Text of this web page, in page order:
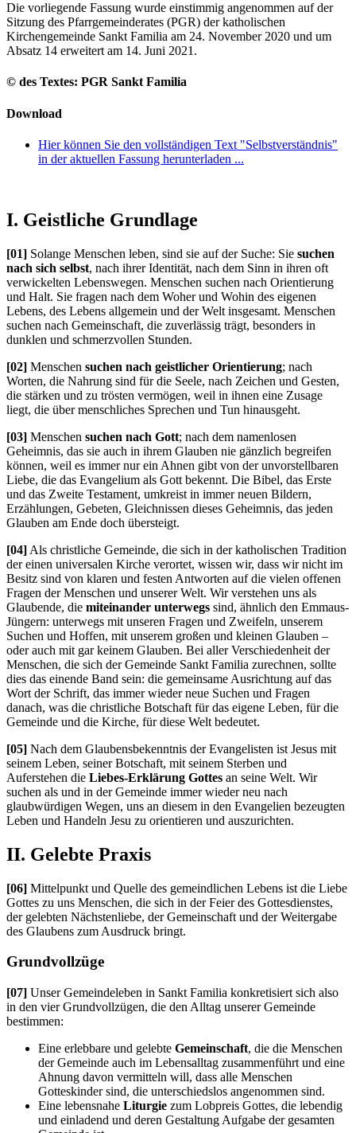
Die vorliegende Fassung wurde einstimmig angenommen auf der
Sitzung des Pfarrgemeinderates (PGR) der katholischen
Kirchengemeinde Sankt Familia am 24. November 2020 und um
Absatz 14 erweitert am 14. Juni 2021.
© des Textes: PGR Sankt Familia
Download
Hier können Sie den vollständigen Text "Selbstverständnis"
in der aktuellen Fassung herunterladen ...
I. Geistliche Grundlage
[01] Solange Menschen leben, sind sie auf der Suche: Sie suchen
nach sich selbst, nach ihrer Identität, nach dem Sinn in ihren oft
verwickelten Lebenswegen. Menschen suchen nach Orientierung
und Halt. Sie fragen nach dem Woher und Wohin des eigenen
Lebens, des Lebens allgemein und der Welt insgesamt. Menschen
suchen nach Gemeinschaft, die zuverlässig trägt, besonders in
dunklen und schmerzvollen Stunden.
[02] Menschen suchen nach geistlicher Orientierung; nach
Worten, die Nahrung sind für die Seele, nach Zeichen und Gesten,
die stärken und zu trösten vermögen, weil in ihnen eine Zusage
liegt, die über menschliches Sprechen und Tun hinausgeht.
[03] Menschen suchen nach Gott; nach dem namenlosen
Geheimnis, das sie auch in ihrem Glauben nie gänzlich begreifen
können, weil es immer nur ein Ahnen gibt von der unvorstellbaren
Liebe, die das Evangelium als Gott bekennt. Die Bibel, das Erste
und das Zweite Testament, umkreist in immer neuen Bildern,
Erzählungen, Gebeten, Gleichnissen dieses Geheimnis, das jeden
Glauben am Ende doch übersteigt.
[04] Als christliche Gemeinde, die sich in der katholischen Tradition
der einen universalen Kirche verortet, wissen wir, dass wir nicht im
Besitz sind von klaren und festen Antworten auf die vielen offenen
Fragen der Menschen und unserer Welt. Wir verstehen uns als
Glaubende, die miteinander unterwegs sind, ähnlich den Emmaus-
Jüngern: unterwegs mit unseren Fragen und Zweifeln, unserem
Suchen und Hoffen, mit unserem großen und kleinen Glauben –
oder auch mit gar keinem Glauben. Bei aller Verschiedenheit der
Menschen, die sich der Gemeinde Sankt Familia zurechnen, sollte
dies das einende Band sein: die gemeinsame Ausrichtung auf das
Wort der Schrift, das immer wieder neue Suchen und Fragen
danach, was die christliche Botschaft für das eigene Leben, für die
Gemeinde und die Kirche, für diese Welt bedeutet.
[05] Nach dem Glaubensbekenntnis der Evangelisten ist Jesus mit
seinem Leben, seiner Botschaft, mit seinem Sterben und
Auferstehen die Liebes-Erklärung Gottes an seine Welt. Wir
suchen als und in der Gemeinde immer wieder neu nach
glaubwürdigen Wegen, uns an diesem in den Evangelien bezeugten
Leben und Handeln Jesu zu orientieren und auszurichten.
II. Gelebte Praxis
[06] Mittelpunkt und Quelle des gemeindlichen Lebens ist die Liebe
Gottes zu uns Menschen, die sich in der Feier des Gottesdienstes,
der gelebten Nächstenliebe, der Gemeinschaft und der Weitergabe
des Glaubens zum Ausdruck bringt.
Grundvollzüge
[07] Unser Gemeindeleben in Sankt Familia konkretisiert sich also
in den vier Grundvollzügen, die den Alltag unserer Gemeinde
bestimmen:
Eine erlebbare und gelebte Gemeinschaft, die die Menschen
der Gemeinde auch im Lebensalltag zusammenführt und eine
Ahnung davon vermitteln will, dass alle Menschen
Gotteskinder sind, die unterschiedslos angenommen sind.
Eine lebensnahe Liturgie zum Lobpreis Gottes, die lebendig
und einladend und deren Gestaltung Aufgabe der gesamten